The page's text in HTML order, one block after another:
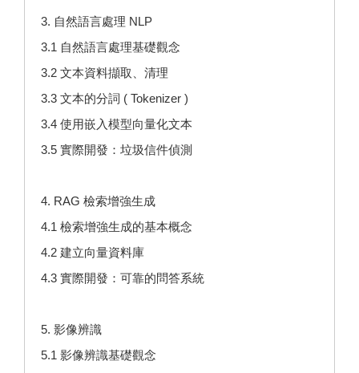
3. 自然語言處理 NLP
3.1 自然語言處理基礎觀念
3.2 文本資料擷取、清理
3.3 文本的分詞 ( Tokenizer )
3.4 使用嵌入模型向量化文本
3.5 實際開發：垃圾信件偵測
4. RAG 檢索增強生成
4.1 檢索增強生成的基本概念
4.2 建立向量資料庫
4.3 實際開發：可靠的問答系統
5. 影像辨識
5.1 影像辨識基礎觀念